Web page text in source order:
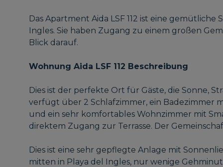
Das Apartment Aida LSF 112 ist eine
Ingles. Sie haben Zugang zu einem großen
Blick darauf.
Wohnung Aida LSF 112 Beschreibung
Dies ist der perfekte Ort für Gäste, die Sonne,
verfügt über 2 Schlafzimmer, ein Badezimmer
und ein sehr komfortables Wohnzimmer mit
direktem Zugang zur Terrasse. Der
Dies ist eine sehr gepflegte Anlage mit
mitten in Playa del Ingles, nur wenige